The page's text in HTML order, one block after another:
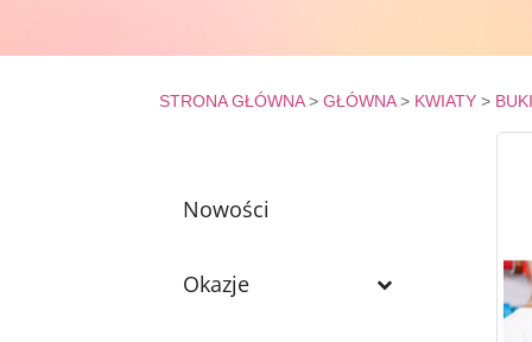
STRONA GŁÓWNA>GŁÓWNA> KWIATY >
Nowości
Okazje